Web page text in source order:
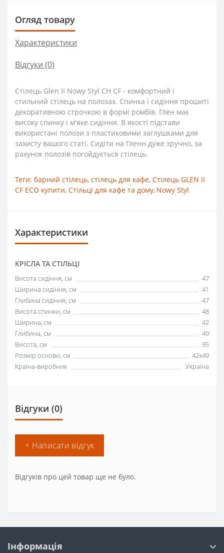
Огляд товару
Характеристики
Відгуки (0)
Стілець Glen ІІ Nowy Styl СH CF - комфортний і
стильний стілець на полозах. Спинка і сидіння прошиті
декоративною строчкою в формі ромбів. Глен має
високу спинку і м'яке сидіння. В якості підстави
використані полози з пластиковими заглушками для
захисту вашого статі. Сидіти на Гленн дуже зручно, за
рахунок полозів погойдується стілець.
Теги: барний стілець, стілець для кафе, Стілець GLEN II
CF ECO купити, Стільці для кафе та дому, Nowy Styl
Характеристики
КРІСЛА ТА СТІЛЬЦІ
Висота сидіння, см
47
Ширина сидіння, см
41
Глибина сидіння, см
47
Висота спинки, см
48
Ширина, см
42
Глибина, см
49
Висота, см
95
Розмір основи, см
42x49
Країна-виробник
Україна
Відгуки (0)
+ Написати відгук
Відгуків про цей товар ще не було.
Інформація